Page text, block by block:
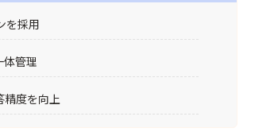
を採用
体管理
精度を向上